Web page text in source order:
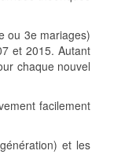
ou 3e mariages)
et 2015. Autant
chaque nouvel
facilement
et les